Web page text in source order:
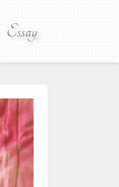
Essay